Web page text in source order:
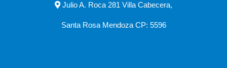
Julio A. Roca 281 Villa Cabecera,
Santa Rosa Mendoza CP: 5596